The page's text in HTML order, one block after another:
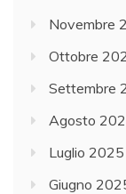
Novembre
Ottobre
Settembre
Agosto
Luglio 2025
Giugno